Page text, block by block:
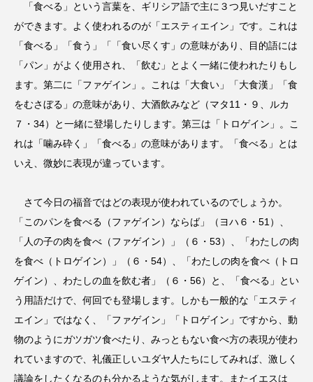
「食べる」という言葉を、ギリシア語で主に３つ見いだすこと
ができます。よく使われるのが「エスティエイン」です。これは
「食べる」「食う」「「食い尽くす」の意味があり、目的語には
「パン」がよく使用され、「飲む」とよく一緒に使われたりもし
ます。第二に「ファゲイン」。これは「大食い」「大食漢」「食
をむさぼる」の意味があり、大酒飲みなど（マタ11・９、ルカ
７・34）と一緒に登場したりします。第三は「トロゲイン」。こ
れは「噛み砕く」「食べる」の意味があります。「食べる」とは
いえ、微妙に表現が違っています。
さて今日の福音ではどの表現が使われているのでしょうか。
「このパンを食べる（ファゲイン）ならば」（ヨハ６・51）、
「人の子の肉を食べ（ファゲイン）」（６・53）、「わたしの肉
を食べ（トロゲイン）」（６・54）、「わたしの肉を食べ（トロ
ゲイン）、わたしの血を飲む者」（６・56）と、「食べる」とい
う用語だけで、何回でも登場します。しかも一般的な「エスティ
エイン」ではなく、「ファゲイン」「トロゲイン」ですから、動
物のようにガツガツ食べたり、みっともない食べ方の表現が使わ
れていますので、礼儀正しいユダヤ人たちにしてみれば、激しく
議論をしたくなるのも分かるような気がします。またイエスは